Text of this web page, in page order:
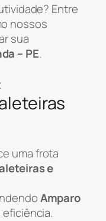
Entre
nossos
sua
– PE.
uma frota
e
Amparo